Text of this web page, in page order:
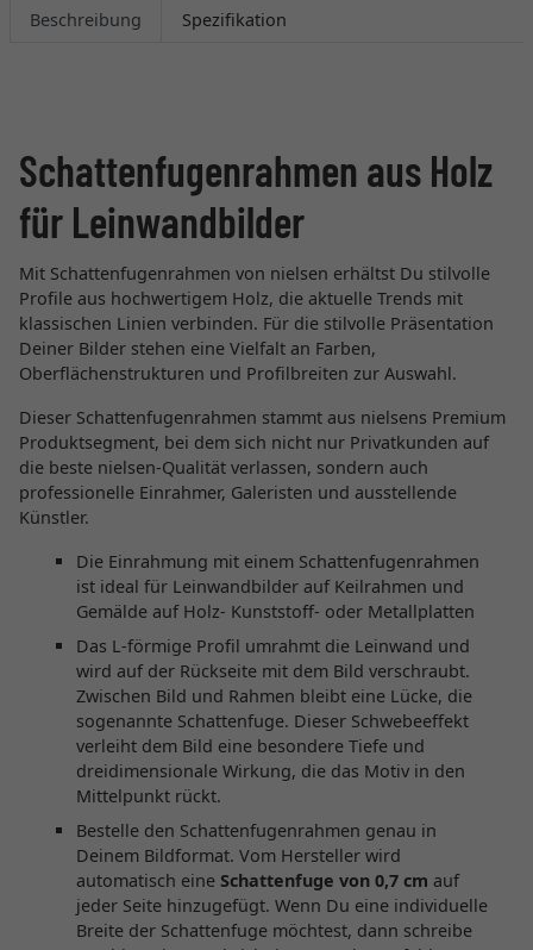
Beschreibung Spezifikation
Schattenfugenrahmen aus Holz
für Leinwandbilder
Mit Schattenfugenrahmen von nielsen erhältst Du stilvolle
Profile aus hochwertigem Holz, die aktuelle Trends mit
klassischen Linien verbinden. Für die stilvolle Präsentation
Deiner Bilder stehen eine Vielfalt an Farben,
Oberflächenstrukturen und Profilbreiten zur Auswahl.
Dieser Schattenfugenrahmen stammt aus nielsens Premium
Produktsegment, bei dem sich nicht nur Privatkunden auf
die beste nielsen-Qualität verlassen, sondern auch
professionelle Einrahmer, Galeristen und ausstellende
Künstler.
Die Einrahmung mit einem Schattenfugenrahmen
ist ideal für Leinwandbilder auf Keilrahmen und
Gemälde auf Holz- Kunststoff- oder Metallplatten
Das L-förmige Profil umrahmt die Leinwand und
wird auf der Rückseite mit dem Bild verschraubt.
Zwischen Bild und Rahmen bleibt eine Lücke, die
sogenannte Schattenfuge. Dieser Schwebeeffekt
verleiht dem Bild eine besondere Tiefe und
dreidimensionale Wirkung, die das Motiv in den
Mittelpunkt rückt.
Bestelle den Schattenfugenrahmen genau in
Deinem Bildformat. Vom Hersteller wird
automatisch eine Schattenfuge von 0,7 cm auf
jeder Seite hinzugefügt. Wenn Du eine individuelle
Breite der Schattenfuge möchtest, dann schreibe